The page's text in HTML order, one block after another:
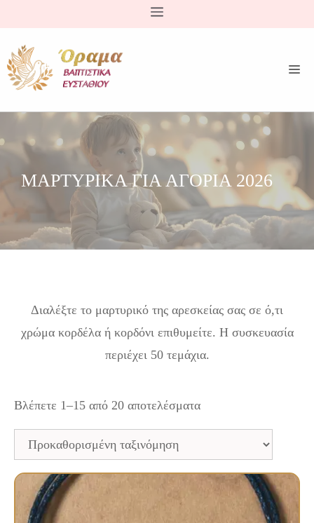
περιεχόμενο
ΜΑΡΤΥΡΙΚΑ ΓΙΑ ΑΓΟΡΙΑ 2026
Διαλέξτε το μαρτυρικό της αρεσκείας σας σε ό,τι
χρώμα κορδέλα ή κορδόνι επιθυμείτε. Η συσκευασία
περιέχει 50 τεμάχια.
Βλέπετε 1–15 από 20 αποτελέσματα